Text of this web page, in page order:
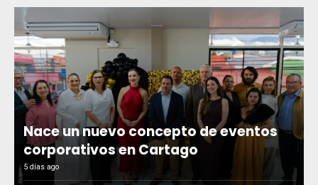
Nace un nuevo concepto de eventos
corporativos en Cartago
5 días ago